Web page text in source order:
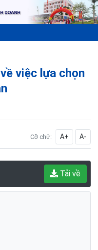
việc lựa chọn
Cỡ chữ: A+ A-
Tải về